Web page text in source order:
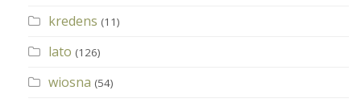
kredens (11)
lato (126)
wiosna (54)